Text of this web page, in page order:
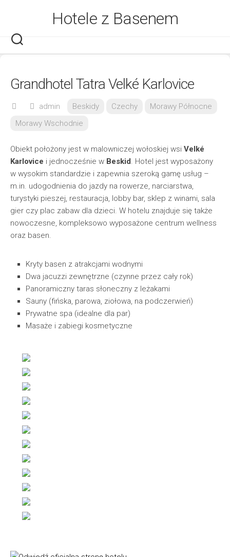
Hotele z Basenem
Grandhotel Tatra Velké Karlovice
admin Beskidy Czechy
Morawy Północne
Morawy Wschodnie
Obiekt położony jest w malowniczej wołoskiej wsi Velké
Karlovice i jednocześnie w Beskid. Hotel jest wyposażony
w wysokim standardzie i zapewnia szeroką gamę usług –
m.in. udogodnienia do jazdy na rowerze, narciarstwa,
turystyki pieszej, restauracja, lobby bar, sklep z winami, sala
gier czy plac zabaw dla dzieci. W hotelu znajduje się także
nowoczesne, kompleksowo wyposażone centrum wellness
oraz basen.
Kryty basen z atrakcjami wodnymi
Dwa jacuzzi zewnętrzne (czynne przez cały rok)
Panoramiczny taras słoneczny z leżakami
Sauny (fińska, parowa, ziołowa, na podczerwień)
Prywatne spa (idealne dla par)
Masaże i zabiegi kosmetyczne